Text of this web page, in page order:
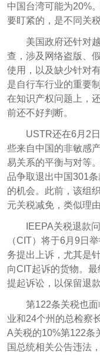
中国台湾可能为20%
要盯紧的，是不同关
美国政府还针对
查，涉及网络盗版、
使用，以及缺少针对
是自行车行业的重要
在知识产权问题上，
前还不好判断。
USTR还在6月2
些来自中国的非敏感
易关系的平衡与对等
品争取退出中国301
的机会。此前，该组
元关税减免，类似理
IEEPA关税退款
（CIT）将于6月9日
务提出上诉，尤其是
向CIT起诉的货物。
提起诉讼，以保留退款
第122条关税也
业和24个州的总检察
A关税的10%第122条
国总统相关公告违法